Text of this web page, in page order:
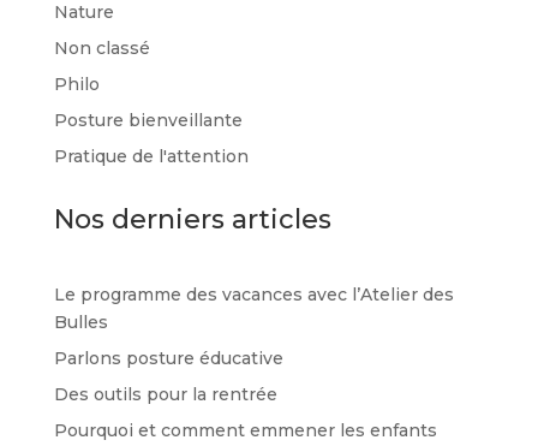
Nature
Non classé
Philo
Posture bienveillante
Pratique de l'attention
Nos derniers articles
Le programme des vacances avec l’Atelier des
Bulles
Parlons posture éducative
Des outils pour la rentrée
Pourquoi et comment emmener les enfants